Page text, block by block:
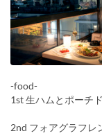
-food-
1st 生ハムとポーチ
2nd フォアグラフレ